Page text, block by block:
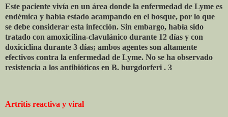
Este paciente vivía en un área donde la enfermedad de Lyme es
endémica y había estado acampando en el bosque, por lo que
se debe considerar esta infección. Sin embargo, había sido
tratado con amoxicilina-clavulánico durante 12 días y con
doxiciclina durante 3 días; ambos agentes son altamente
efectivos contra la enfermedad de Lyme. No se ha observado
resistencia a los antibióticos en B. burgdorferi . 3
Artritis reactiva y viral